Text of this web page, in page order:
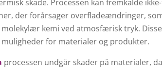
skade. Processen kan fremkalde
der forårsager overfladeændringer,
kemi ved atmosfærisk tryk.
for materialer og produkter.
processen undgår skader på materialer,